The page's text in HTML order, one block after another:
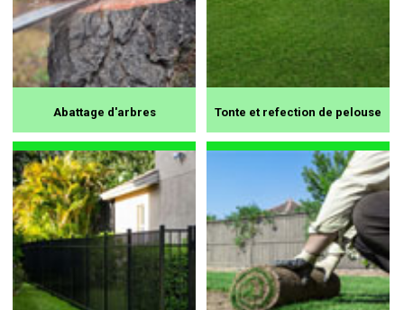
Abattage d'arbres Tonte et refection de pelouse